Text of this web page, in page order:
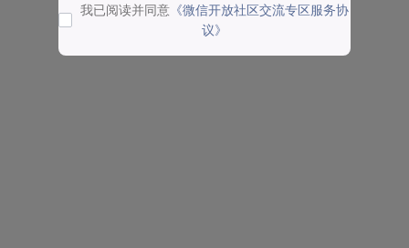
我已阅读并同意 《微信开放社区交流专区服务协
议》